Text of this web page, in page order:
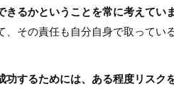
るかということを常に考えていま
その責任も自分自身で取っている
功するためには、ある程度リスク